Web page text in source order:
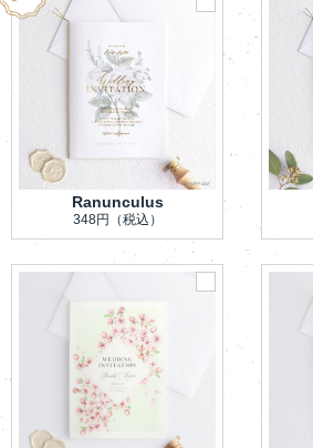
Ranunculus
348円 （税込）